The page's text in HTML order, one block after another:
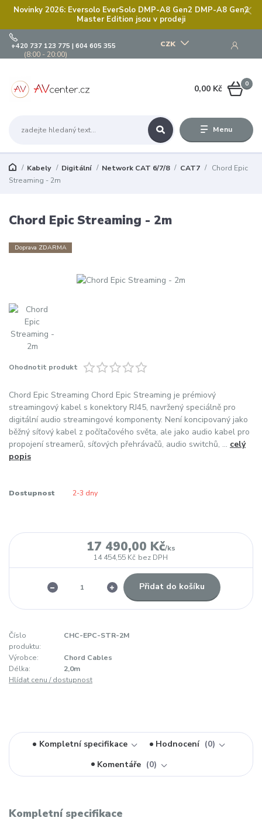
Novinky 2026: Eversolo EverSolo DMP-A8 Gen2 DMP-A8 Gen2
Master Edition jsou v prodeji
Menu
CZK
+420 737 123 775 | 604 605 355
(8:00 - 20:00)
0
0,00 Kč
Kabely Digitální Network CAT 6/7/8 CAT7
Chord Epic
Streaming - 2m
Chord Epic Streaming - 2m
Doprava ZDARMA
Ohodnotit produkt
Chord Epic Streaming Chord Epic Streaming je prémiový
streamingový kabel s konektory RJ45, navržený speciálně pro
digitální audio streamingové komponenty. Není koncipovaný jako
běžný síťový kabel z počítačového světa, ale jako audio kabel pro
propojení streamerů, síťových přehrávačů, audio switchů, ... celý
popis
Dostupnost 2-3 dny
17 490,00 Kč/ks
14 454,55 Kč bez DPH
Přidat do košíku
Číslo
produktu:
CHC-EPC-STR-2M
Výrobce:
Chord Cables
Délka:
2,0m
Hlídat cenu / dostupnost
Kompletní specifikace Hodnocení
0
Komentáře
0
Kompletní specifikace